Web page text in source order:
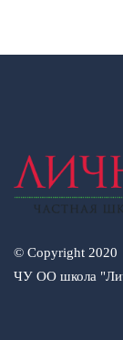
© Copyright 2020
ЧУ ОО школа